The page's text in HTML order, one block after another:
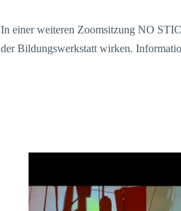
In einer weiteren Zoomsitzung NO
der Bildungswerkstatt wirken.